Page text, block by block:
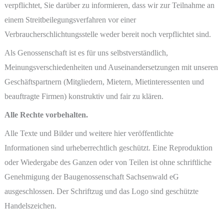
verpflichtet, Sie darüber zu informieren, dass wir zur Teilnahme an
einem Streitbeilegungsverfahren vor einer
Verbraucherschlichtungsstelle weder bereit noch verpflichtet sind.
Als Genossenschaft ist es für uns selbstverständlich,
Meinungsverschiedenheiten und Auseinandersetzungen mit unseren
Geschäftspartnern (Mitgliedern, Mietern, Mietinteressenten und
beauftragte Firmen) konstruktiv und fair zu klären.
Alle Rechte vorbehalten.
Alle Texte und Bilder und weitere hier veröffentlichte
Informationen sind urheberrechtlich geschützt. Eine Reproduktion
oder Wiedergabe des Ganzen oder von Teilen ist ohne schriftliche
Genehmigung der Baugenossenschaft Sachsenwald eG
ausgeschlossen. Der Schriftzug und das Logo sind geschützte
Handelszeichen.